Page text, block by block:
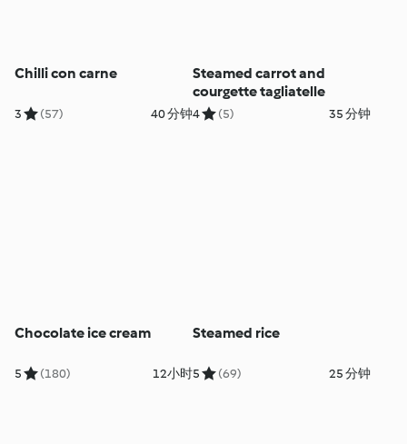
Chilli con carne
3 (57) 40 分钟
Steamed carrot and
courgette tagliatelle
4 (5) 35 分钟
Chocolate ice cream
5 (180) 12小时
Steamed rice
5 (69) 25 分钟